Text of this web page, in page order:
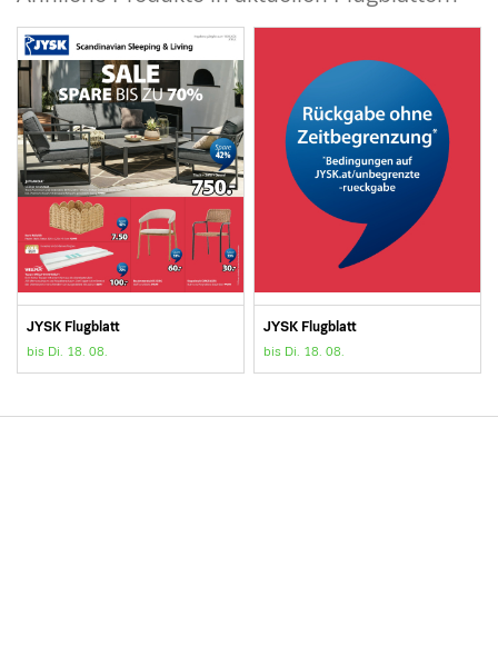
JYSK Flugblatt
bis Di. 18. 08.
JYSK Flugblatt
bis Di. 18. 08.